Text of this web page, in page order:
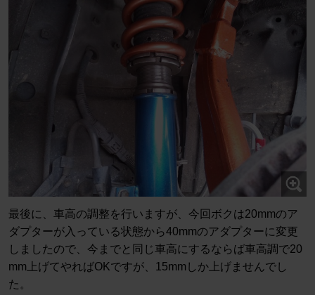
最後に、車高の調整を行いますが、今回ボクは20mmのア
ダプターが入っている状態から40mmのアダプターに変更
しましたので、今までと同じ車高にするならば車高調で20
mm上げてやればOKですが、15mmしか上げませんでし
た。